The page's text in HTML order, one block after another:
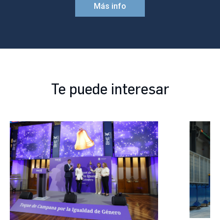
Más info
Te puede interesar